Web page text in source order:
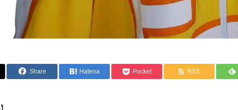
Share Hatena Pocket RSS
】